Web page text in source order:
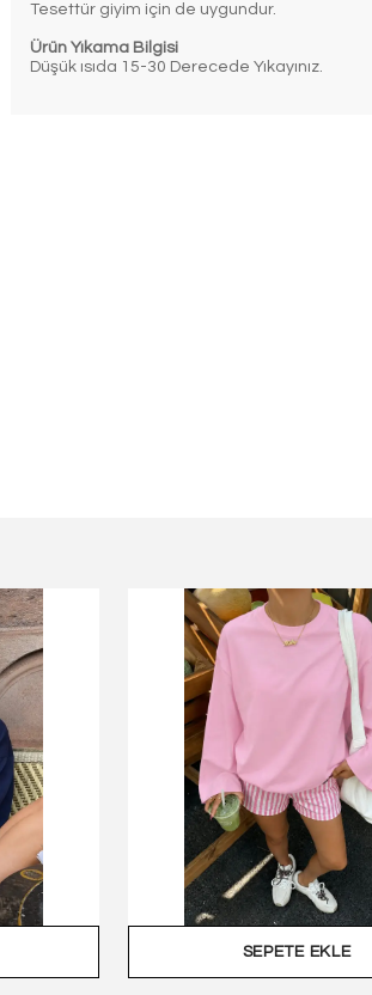
Tesettür giyim için de uygundur.
Ürün Yıkama Bilgisi
Düşük ısıda 15-30 Derecede Yıkayınız.
SEPETE EKLE